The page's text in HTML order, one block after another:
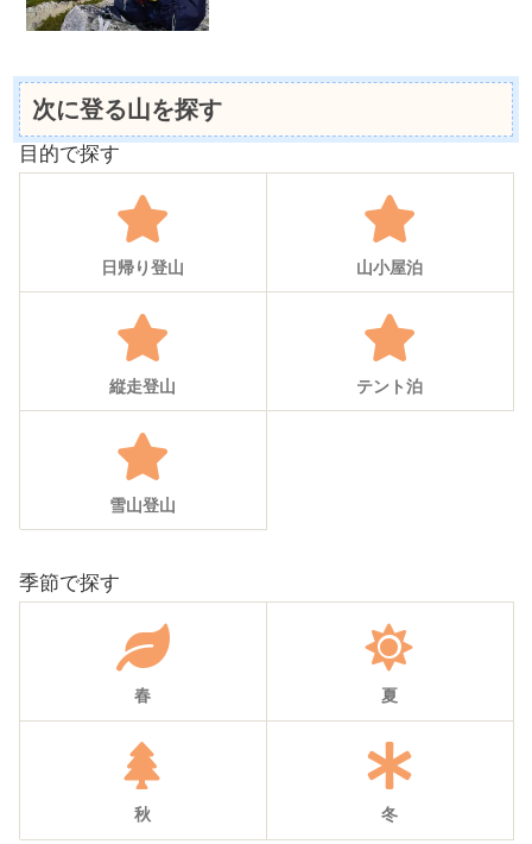
次に登る山を探す
目的で探す
日帰り登山 山小屋泊
縦走登山 テント泊
雪山登山
季節で探す
春 夏
秋 冬